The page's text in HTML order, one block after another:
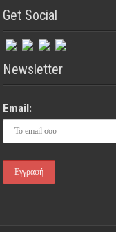
Get Social
Newsletter
Email: